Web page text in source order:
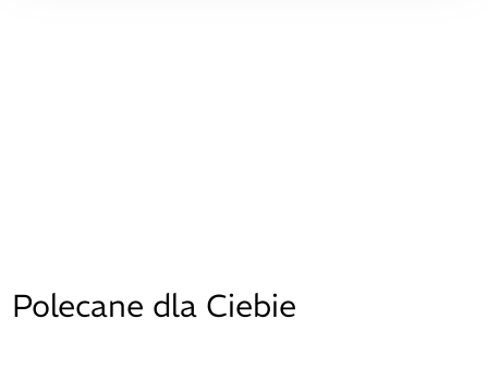
Polecane dla Ciebie